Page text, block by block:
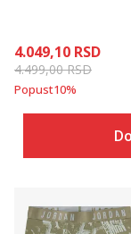
4.049,10 RSD
4.499,00RSD
Popust10%